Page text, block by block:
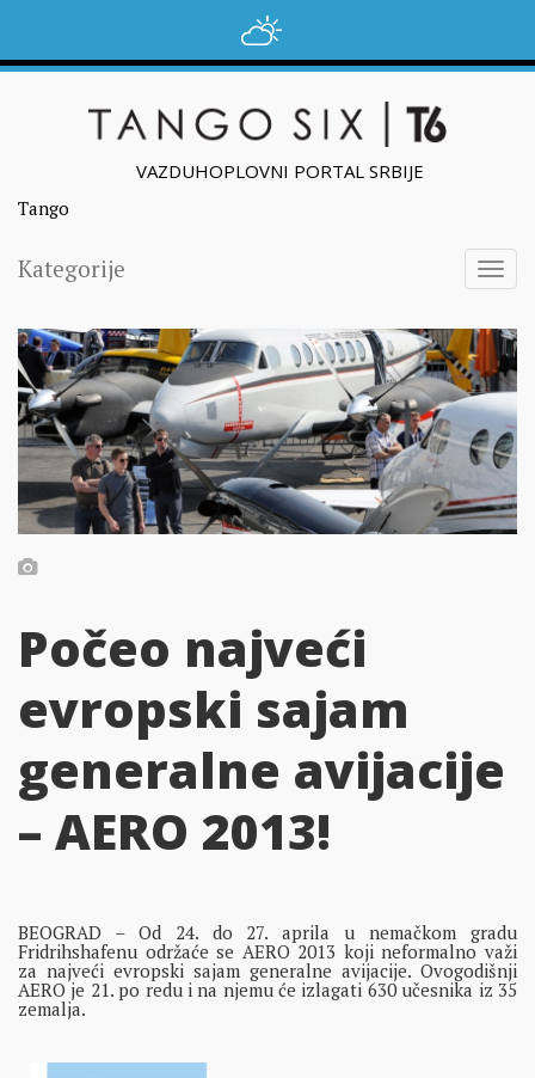
VAZDUHOPLOVNI PORTAL SRBIJE
Tango
Kategorije
Počeo najveći
evropski sajam
generalne avijacije
– AERO 2013!
BEOGRAD – Od 24. do 27. aprila u nemačkom gradu
Fridrihshafenu održaće se AERO 2013 koji neformalno važi
za najveći evropski sajam generalne avijacije. Ovogodišnji
AERO je 21. po redu i na njemu će izlagati 630 učesnika iz 35
zemalja.